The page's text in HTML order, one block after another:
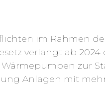
im Rahmen
verlangt ab
zur
Anlagen mit